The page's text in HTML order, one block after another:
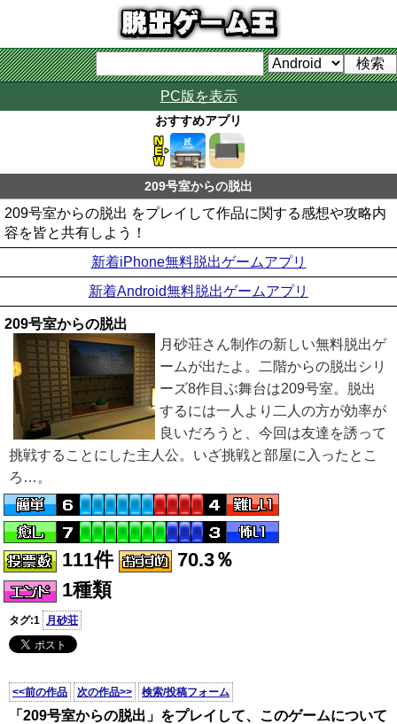
PC版を表示
おすすめアプリ
209号室からの脱出
209号室からの脱出 をプレイして作品に関する感想や攻略内
容を皆と共有しよう！
新着iPhone無料脱出ゲームアプリ
新着Android無料脱出ゲームアプリ
209号室からの脱出
月砂荘さん制作の新しい無料脱出ゲ
ームが出たよ。二階からの脱出シリ
ーズ8作目ぶ舞台は209号室。脱出
するには一人より二人の方が効率が
良いだろうと、今回は友達を誘って
挑戦することにした主人公。いざ挑戦と部屋に入ったとこ
ろ…。
111件
70.3％
1種類
タグ:1 月砂荘
<<前の作品 次の作品>> 検索/投稿フォーム
「209号室からの脱出」をプレイして、このゲームについて